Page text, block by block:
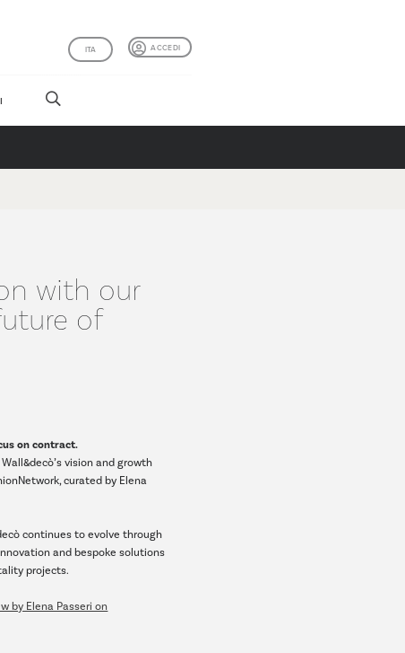
ACCEDI
ITA
with our
of
on contract.
vision and growth
curated by Elena
continues to evolve through
and bespoke solutions
projects.
by Elena Passeri on